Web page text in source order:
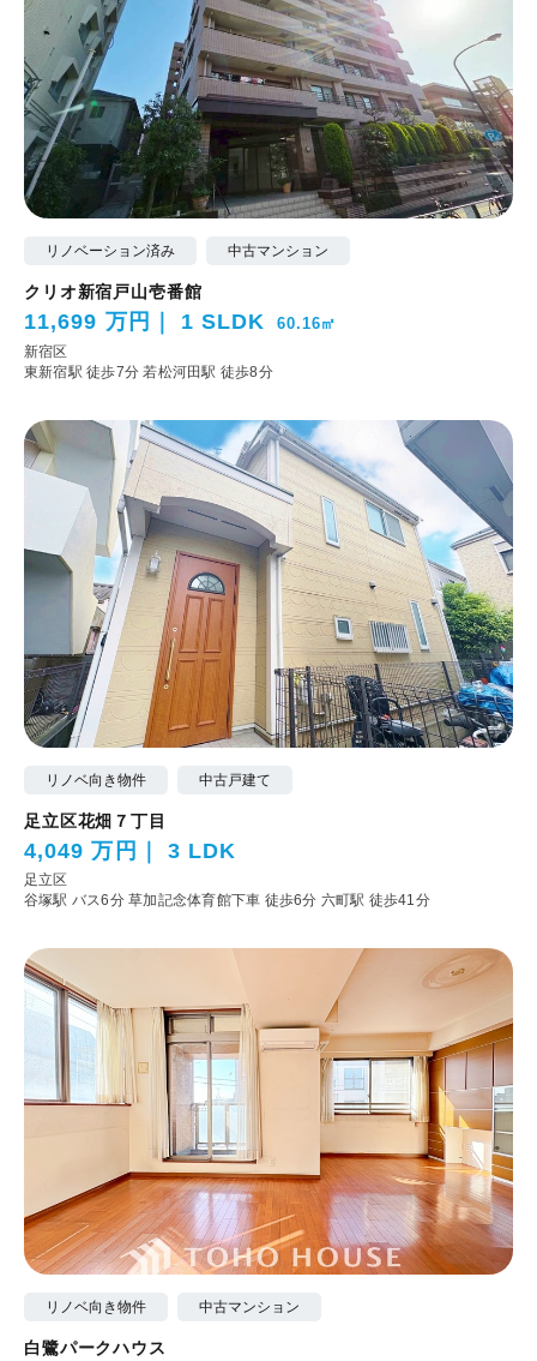
リノベーション済み 中古マンション
クリオ新宿戸山壱番館
11,699 万円 1 SLDK 60.16㎡
新宿区
東新宿駅 徒歩7分若松河田駅 徒歩8分
リノベ向き物件 中古戸建て
足立区花畑７丁目
4,049 万円 3 LDK
足立区
谷塚駅 バス6分 草加記念体育館下車 徒歩6分 六町駅 徒歩41分
リノベ向き物件 中古マンション
白鷺パークハウス